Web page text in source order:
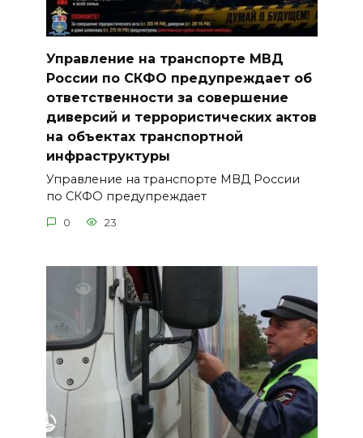
Управление на транспорте МВД
России по СКФО предупреждает об
ответственности за совершение
диверсий и террористических актов
на объектах транспортной
инфраструктуры
Управление на транспорте МВД России
по СКФО предупреждает
0 23